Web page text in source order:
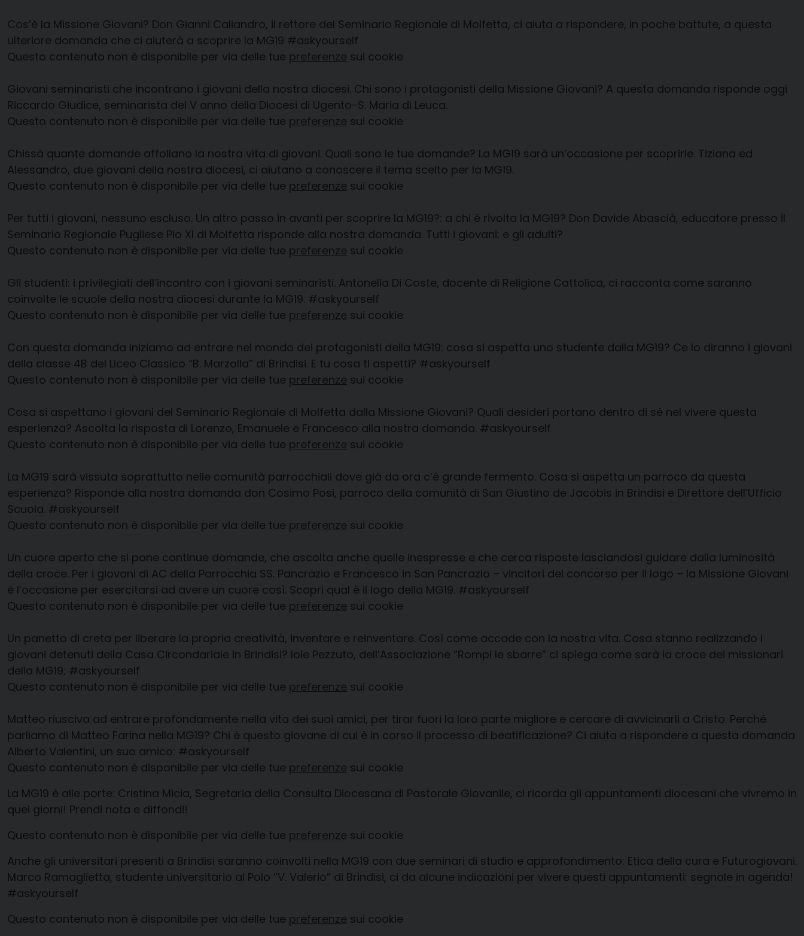
Cos’è la Missione Giovani? Don Gianni Caliandro, il rettore del Seminario Regionale di Molfetta, ci aiuta a rispondere, in poche battute, a questa
ulteriore domanda che ci aiuterà a scoprire la MG19 #askyourself
Questo contenuto non è disponibile per via delle tue preferenze sui cookie
Giovani seminaristi che incontrano i giovani della nostra diocesi. Chi sono i protagonisti della Missione Giovani? A questa domanda risponde oggi
Riccardo Giudice, seminarista del V anno della Diocesi di Ugento-S. Maria di Leuca.
Questo contenuto non è disponibile per via delle tue preferenze sui cookie
Chissà quante domande affollano la nostra vita di giovani. Quali sono le tue domande? La MG19 sarà un’occasione per scoprirle. Tiziana ed
Alessandro, due giovani della nostra diocesi, ci aiutano a conoscere il tema scelto per la MG19.
Questo contenuto non è disponibile per via delle tue preferenze sui cookie
Per tutti i giovani, nessuno escluso. Un altro passo in avanti per scoprire la MG19?: a chi è rivolta la MG19? Don Davide Abascià, educatore presso il
Seminario Regionale Pugliese Pio XI di Molfetta risponde alla nostra domanda. Tutti i giovani: e gli adulti?
Questo contenuto non è disponibile per via delle tue preferenze sui cookie
Gli studenti: i privilegiati dell’incontro con i giovani seminaristi. Antonella Di Coste, docente di Religione Cattolica, ci racconta come saranno
coinvolte le scuole della nostra diocesi durante la MG19. #askyourself
Questo contenuto non è disponibile per via delle tue preferenze sui cookie
Con questa domanda iniziamo ad entrare nel mondo dei protagonisti della MG19: cosa si aspetta uno studente dalla MG19? Ce lo diranno i giovani
della classe 4B del Liceo Classico “B. Marzolla” di Brindisi. E tu cosa ti aspetti? #askyourself
Questo contenuto non è disponibile per via delle tue preferenze sui cookie
Cosa si aspettano i giovani del Seminario Regionale di Molfetta dalla Missione Giovani? Quali desideri portano dentro di sé nel vivere questa
esperienza? Ascolta la risposta di Lorenzo, Emanuele e Francesco alla nostra domanda. #askyourself
Questo contenuto non è disponibile per via delle tue preferenze sui cookie
La MG19 sarà vissuta soprattutto nelle comunità parrocchiali dove già da ora c’è grande fermento. Cosa si aspetta un parroco da questa
esperienza? Risponde alla nostra domanda don Cosimo Posi, parroco della comunità di San Giustino de Jacobis in Brindisi e Direttore dell’Ufficio
Scuola. #askyourself
Questo contenuto non è disponibile per via delle tue preferenze sui cookie
Un cuore aperto che si pone continue domande, che ascolta anche quelle inespresse e che cerca risposte lasciandosi guidare dalla luminosità
della croce. Per i giovani di AC della Parrocchia SS. Pancrazio e Francesco in San Pancrazio – vincitori del concorso per il logo – la Missione Giovani
è l’occasione per esercitarsi ad avere un cuore così. Scopri qual è il logo della MG19. #askyourself
Questo contenuto non è disponibile per via delle tue preferenze sui cookie
Un panetto di creta per liberare la propria creatività, inventare e reinventare. Così come accade con la nostra vita. Cosa stanno realizzando i
giovani detenuti della Casa Circondariale in Brindisi? Iole Pezzuto, dell’Associazione “Rompi le sbarre” ci spiega come sarà la croce dei missionari
della MG19; #askyourself
Questo contenuto non è disponibile per via delle tue preferenze sui cookie
Matteo riusciva ad entrare profondamente nella vita dei suoi amici, per tirar fuori la loro parte migliore e cercare di avvicinarli a Cristo. Perché
parliamo di Matteo Farina nella MG19? Chi è questo giovane di cui è in corso il processo di beatificazione? Ci aiuta a rispondere a questa domanda
Alberto Valentini, un suo amico: #askyourself
Questo contenuto non è disponibile per via delle tue preferenze sui cookie
La MG19 è alle porte: Cristina Micia, Segretaria della Consulta Diocesana di Pastorale Giovanile, ci ricorda gli appuntamenti diocesani che vivremo in
quei giorni! Prendi nota e diffondi!
Questo contenuto non è disponibile per via delle tue preferenze sui cookie
Anche gli universitari presenti a Brindisi saranno coinvolti nella MG19 con due seminari di studio e approfondimento: Etica della cura e Futurogiovani.
Marco Ramaglietta, studente universitario al Polo “V. Valerio” di Brindisi, ci da alcune indicazioni per vivere questi appuntamenti: segnale in agenda!
#askyourself
Questo contenuto non è disponibile per via delle tue preferenze sui cookie